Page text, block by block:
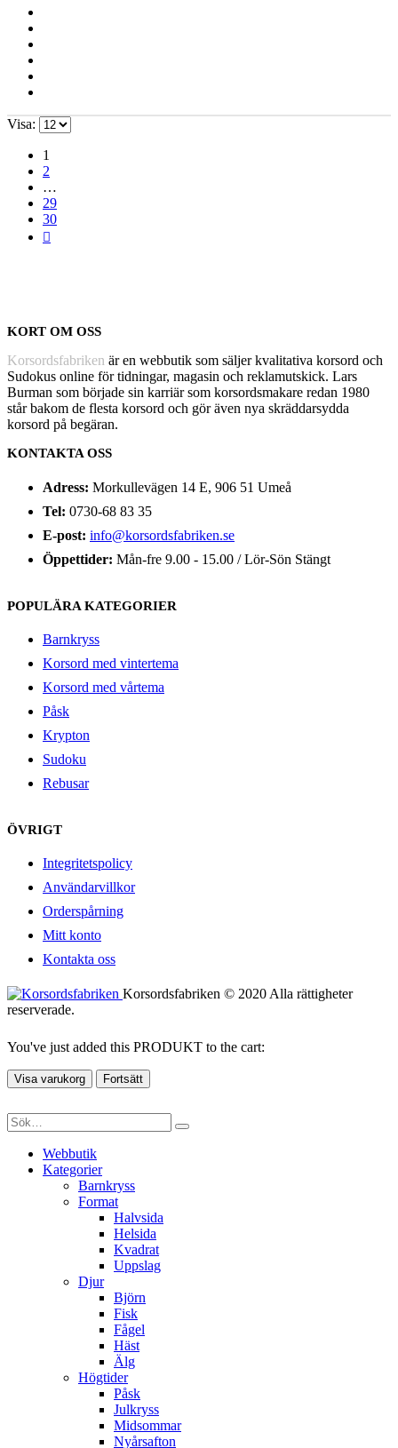
Visa:
1
2
…
29
30
KORT OM OSS
Korsordsfabriken är en webbutik som säljer kvalitativa korsord och
Sudokus online för tidningar, magasin och reklamutskick. Lars
Burman som började sin karriär som korsordsmakare redan 1980
står bakom de flesta korsord och gör även nya skräddarsydda
korsord på begäran.
KONTAKTA OSS
Adress: Morkullevägen 14 E, 906 51 Umeå
Tel: 0730-68 83 35
E-post: info@korsordsfabriken.se
Öppettider: Mån-fre 9.00 - 15.00 / Lör-Sön Stängt
POPULÄRA KATEGORIER
Barnkryss
Korsord med vintertema
Korsord med vårtema
Påsk
Krypton
Sudoku
Rebusar
ÖVRIGT
Integritetspolicy
Användarvillkor
Orderspårning
Mitt konto
Kontakta oss
Korsordsfabriken © 2020 Alla rättigheter
reserverade.
You've just added this PRODUKT to the cart:
Visa varukorg Fortsätt
Webbutik
Kategorier
Barnkryss
Format
Halvsida
Helsida
Kvadrat
Uppslag
Djur
Björn
Fisk
Fågel
Häst
Älg
Högtider
Påsk
Julkryss
Midsommar
Nyårsafton